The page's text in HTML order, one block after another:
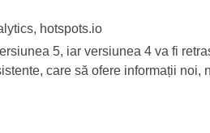
hotspots.io
5, iar versiunea 4 va fi
care să ofere informații noi,